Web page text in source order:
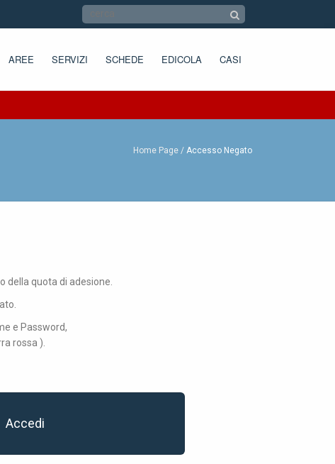
AREE SERVIZI SCHEDE EDICOLA CASI
Home Page Accesso Negato
della quota di adesione.
e Password,
rossa ).
Accedi